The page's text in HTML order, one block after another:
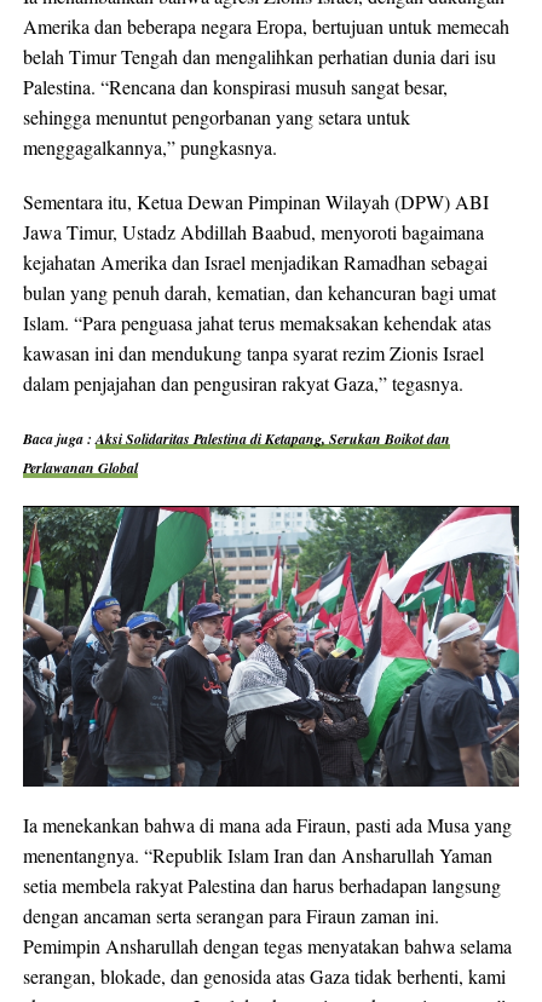
Amerika dan beberapa negara Eropa, bertujuan untuk memecah
belah Timur Tengah dan mengalihkan perhatian dunia dari isu
Palestina. “Rencana dan konspirasi musuh sangat besar,
sehingga menuntut pengorbanan yang setara untuk
menggagalkannya,” pungkasnya.
Sementara itu, Ketua Dewan Pimpinan Wilayah (DPW) ABI
Jawa Timur, Ustadz Abdillah Baabud, menyoroti bagaimana
kejahatan Amerika dan Israel menjadikan Ramadhan sebagai
bulan yang penuh darah, kematian, dan kehancuran bagi umat
Islam. “Para penguasa jahat terus memaksakan kehendak atas
kawasan ini dan mendukung tanpa syarat rezim Zionis Israel
dalam penjajahan dan pengusiran rakyat Gaza,” tegasnya.
Baca juga :Aksi Solidaritas Palestina di Ketapang, Serukan Boikot dan
Perlawanan Global
Ia menekankan bahwa di mana ada Firaun, pasti ada Musa yang
menentangnya. “Republik Islam Iran dan Ansharullah Yaman
setia membela rakyat Palestina dan harus berhadapan langsung
dengan ancaman serta serangan para Firaun zaman ini.
Pemimpin Ansharullah dengan tegas menyatakan bahwa selama
serangan, blokade, dan genosida atas Gaza tidak berhenti, kami